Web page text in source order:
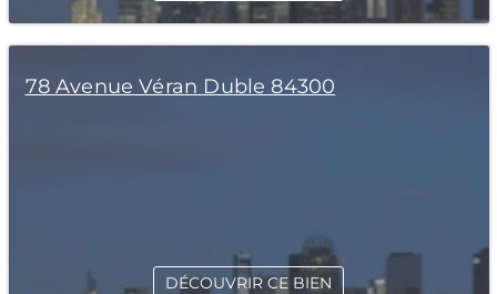
78 Avenue Véran Duble 84300
DÉCOUVRIR CE BIEN